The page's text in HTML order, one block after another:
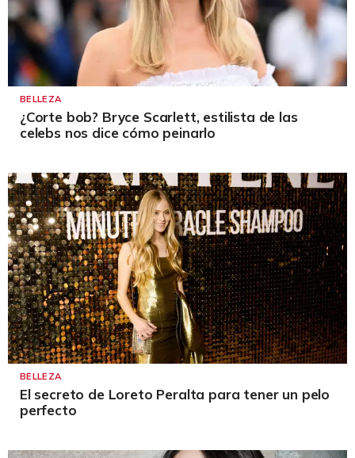
BELLEZA
¿Corte bob? Bryce Scarlett, estilista de las
celebs nos dice cómo peinarlo
BELLEZA
El secreto de Loreto Peralta para tener un pelo
perfecto